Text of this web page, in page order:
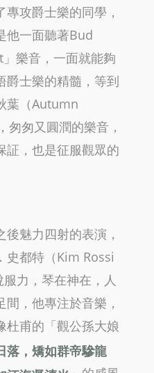
攻爵士樂的同學，
他一面聽著Bud
樂音，一面就能夠
爵士樂的精髓，等到
葉（Autumn
匆匆又圓潤的樂音，
証，也是征服觀眾的
魅力四射的表演，
史都特（Kim Rossi
力，琴在神在，人
，他專注於音樂，
杜甫的「觀公孫大娘
落，矯如群帝驂龍